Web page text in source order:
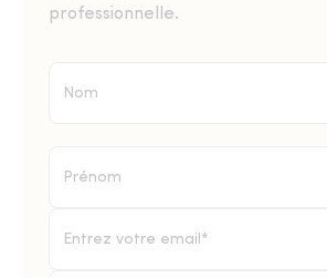
professionnelle.